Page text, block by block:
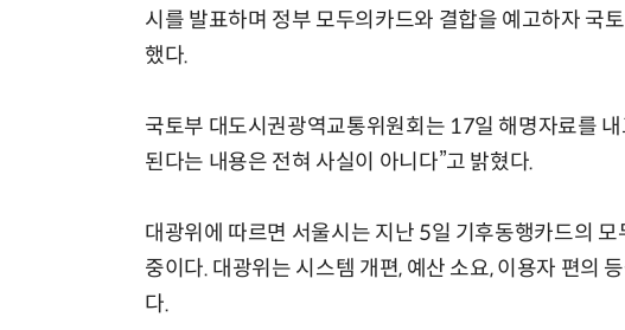
시를 발표하며 정부 모두의카드와 결합을 예고하자 국
했다.
국토부 대도시권광역교통위원회는 17일 해명자료를
된다는 내용은 전혀 사실이 아니다”고 밝혔다.
대광위에 따르면 서울시는 지난 5일 기후동행카드의
중이다. 대광위는 시스템 개편, 예산 소요, 이용자 편의
다.